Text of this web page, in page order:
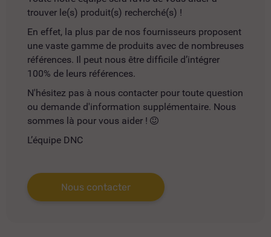
trouver le(s) produit(s) recherché(s) !
En effet, la plus par de nos fournisseurs proposent
une vaste gamme de produits avec de nombreuses
références. Il peut nous être difficile d’intégrer
100% de leurs références.
N'hésitez pas à nous contacter pour toute question
ou demande d'information supplémentaire. Nous
sommes là pour vous aider !
L’équipe DNC
Nous contacter